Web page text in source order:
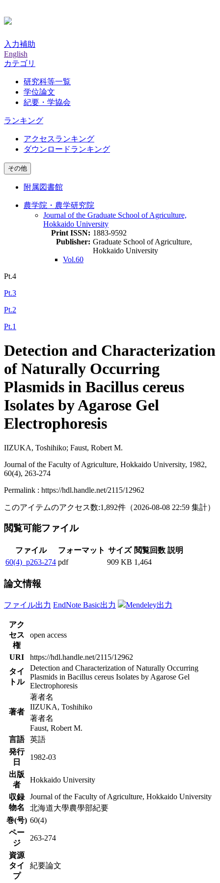
入力補助
English
カテゴリ
研究科等一覧
学位論文
紀要・学協会
ランキング
アクセスランキング
ダウンロードランキング
その他
附属図書館
農学院・農学研究院
Journal of the Graduate School of Agriculture,
Hokkaido University
Print ISSN: 1883-9592
Publisher: Graduate School of Agriculture,
Hokkaido University
Vol.60
Pt.4
Pt.3
Pt.2
Pt.1
Detection and Characterization
of Naturally Occurring
Plasmids in Bacillus cereus
Isolates by Agarose Gel
Electrophoresis
IIZUKA, Toshihiko; Faust, Robert M.
Journal of the Faculty of Agriculture, Hokkaido University, 1982,
60(4), 263-274
Permalink : https://hdl.handle.net/2115/12962
このアイテムのアクセス数:1,892件 （2026-08-08 22:59 集計）
閲覧可能ファイル
ファイル フォーマット サイズ 閲覧回数 説明
60(4)_p263-274 pdf 909 KB 1,464
論文情報
ファイル出力 EndNote Basic出力 Mendeley出力
アク
セス
権
open access
URI
https://hdl.handle.net/2115/12962
タイ
トル
Detection and Characterization of Naturally Occurring
Plasmids in Bacillus cereus Isolates by Agarose Gel
Electrophoresis
著者
著者名
IIZUKA, Toshihiko
著者名
Faust, Robert M.
言語
英語
発行
日
1982-03
出版
者
Hokkaido University
収録
物名
Journal of the Faculty of Agriculture, Hokkaido University
北海道大學農學部紀要
巻(号) 60(4)
ペー
ジ
263-274
資源
タイ
プ
紀要論文